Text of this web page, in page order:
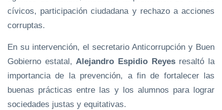
cívicos, participación ciudadana y rechazo a acciones
corruptas.
En su intervención, el secretario Anticorrupción y Buen
Gobierno estatal,Alejandro Espidio Reyesresaltó la
importancia de la prevención, a fin de fortalecer las
buenas prácticas entre las y los alumnos para lograr
sociedades justas y equitativas.